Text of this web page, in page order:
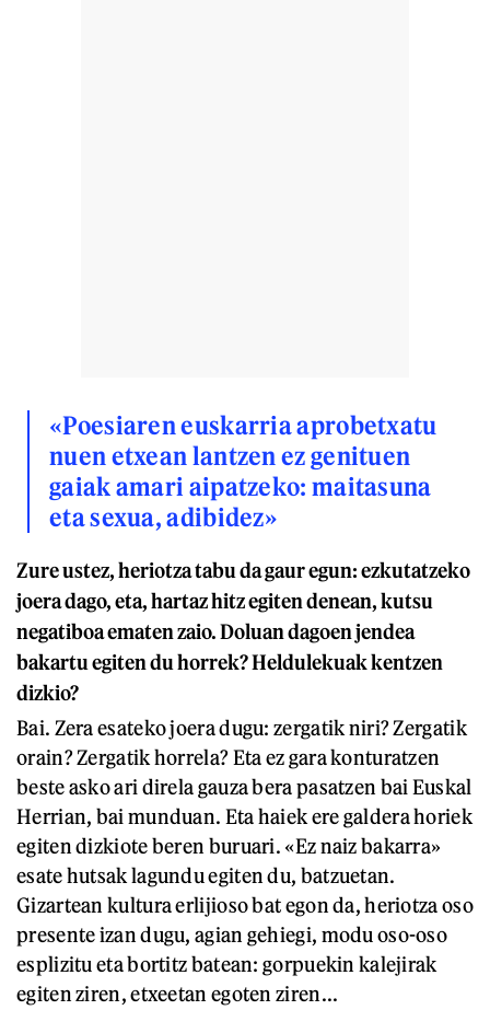
«Poesiaren euskarria aprobetxatu
nuen etxean lantzen ez genituen
gaiak amari aipatzeko: maitasuna
eta sexua, adibidez»
Zure ustez, heriotza tabu da gaur egun: ezkutatzeko
joera dago, eta, hartaz hitz egiten denean, kutsu
negatiboa ematen zaio. Doluan dagoen jendea
bakartu egiten du horrek? Heldulekuak kentzen
dizkio?
Bai. Zera esateko joera dugu: zergatik niri? Zergatik
orain? Zergatik horrela? Eta ez gara konturatzen
beste asko ari direla gauza bera pasatzen bai Euskal
Herrian, bai munduan. Eta haiek ere galdera horiek
egiten dizkiote beren buruari. «Ez naiz bakarra»
esate hutsak lagundu egiten du, batzuetan.
Gizartean kultura erlijioso bat egon da, heriotza oso
presente izan dugu, agian gehiegi, modu oso-oso
esplizitu eta bortitz batean: gorpuekin kalejirak
egiten ziren, etxeetan egoten ziren...